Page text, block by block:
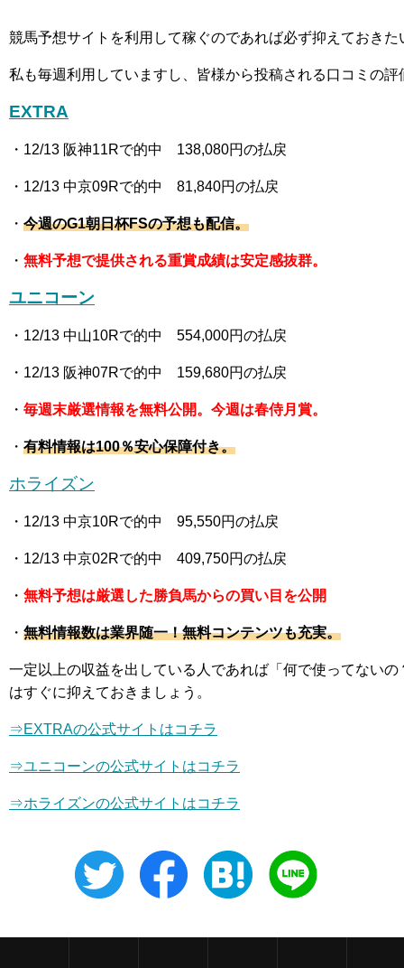
競馬予想サイトを利用して稼ぐのであれば必ず抑えておき
私も毎週利用していますし、皆様から投稿される口コミの
EXTRA
・12/13 阪神11Rで的中 138,080円の払戻
・12/13 中京09Rで的中 81,840円の払戻
・ 今週のG1朝日杯FSの予想も配信。
・ 無料予想で提供される重賞成績は安定感抜群。
ユニコーン
・12/13 中山10Rで的中 554,000円の払戻
・12/13 阪神07Rで的中 159,680円の払戻
・ 毎週末厳選情報を無料公開。今週は春侍月賞。
・ 有料情報は100％安心保障付き。
ホライズン
・12/13 中京10Rで的中 95,550円の払戻
・12/13 中京02Rで的中 409,750円の払戻
・ 無料予想は厳選した勝負馬からの買い目を公開
・ 無料情報数は業界随一！無料コンテンツも充実。
一定以上の収益を出している人であれば「何で使ってない
はすぐに抑えておきましょう。
⇒EXTRAの公式サイトはコチラ
⇒ユニコーンの公式サイトはコチラ
⇒ホライズンの公式サイトはコチラ